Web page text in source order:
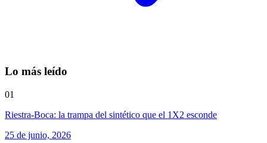
Lo más leído
01
Riestra-Boca: la trampa del sintético que el 1X2 esconde
25 de junio, 2026